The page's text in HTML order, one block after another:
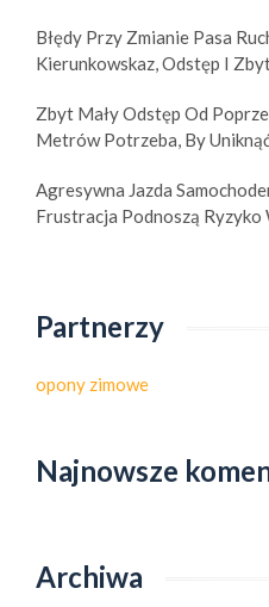
Błędy Przy Zmianie Pasa
Kierunkowskaz, Odstęp I
Zbyt Mały Odstęp Od
Metrów Potrzeba, By
Agresywna Jazda
Frustracja Podnoszą Ryzyko
Partnerzy
opony zimowe
Najnowsze
Archiwa